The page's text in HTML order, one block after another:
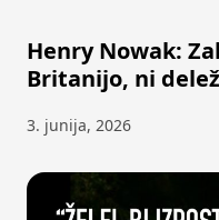
Henry Nowak:
Britanijo, ni
3. junija, 2026